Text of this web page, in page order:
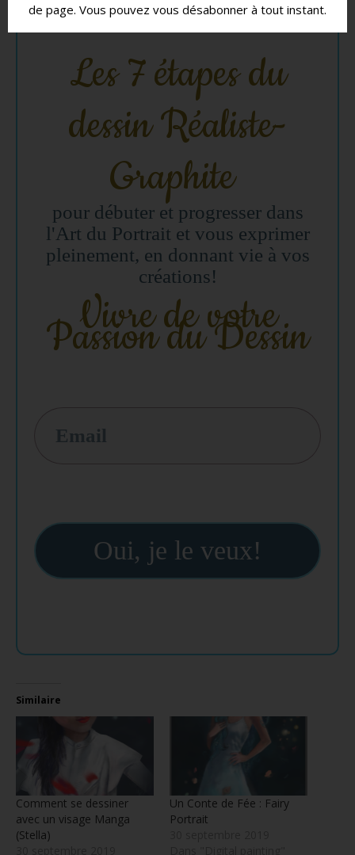
Les 7 étapes du
dessin Réaliste-
Graphite
pour débuter et progresser dans
l'Art du Portrait et vous exprimer
pleinement, en donnant vie à vos
créations!
Vivre de votre
Passion du Dessin
Oui, je le veux!
Similaire
Comment se dessiner
avec un visage Manga
(Stella)
Un Conte de Fée : Fairy
Portrait
de page. Vous pouvez vous désabonner à tout instant.